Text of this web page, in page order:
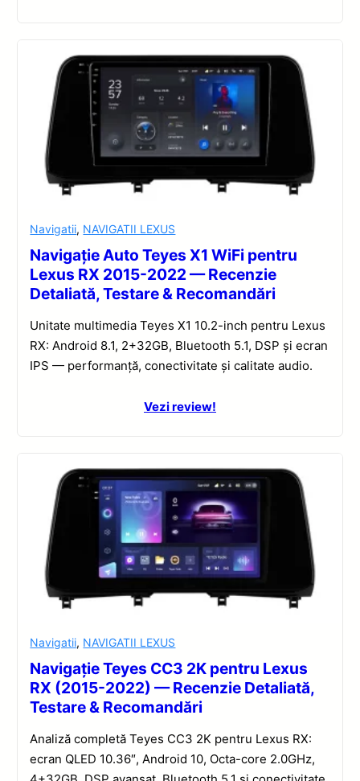
Navigatii, NAVIGATII LEXUS
Navigație Auto Teyes X1 WiFi pentru
Lexus RX 2015-2022 — Recenzie
Detaliată, Testare & Recomandări
Unitate multimedia Teyes X1 10.2-inch pentru Lexus
RX: Android 8.1, 2+32GB, Bluetooth 5.1, DSP și ecran
IPS — performanță, conectivitate și calitate audio.
Vezi review!
Navigatii, NAVIGATII LEXUS
Navigație Teyes CC3 2K pentru Lexus
RX (2015-2022) — Recenzie Detaliată,
Testare & Recomandări
Analiză completă Teyes CC3 2K pentru Lexus RX:
ecran QLED 10.36″, Android 10, Octa-core 2.0GHz,